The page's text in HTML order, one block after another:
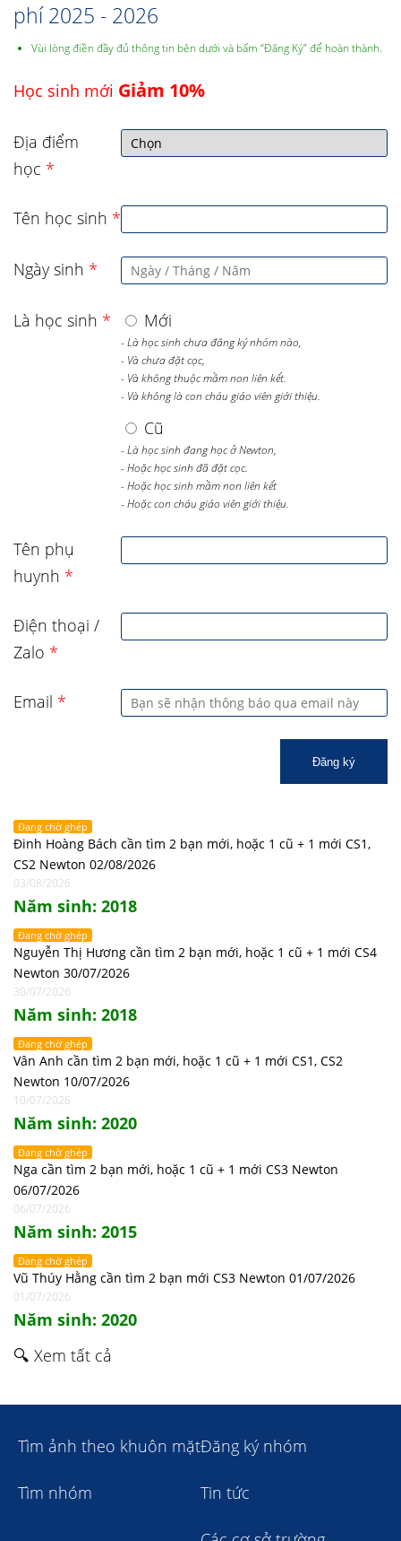
phí 2025 - 2026
Vùi lòng điền đầy đủ thông tin bên dưới và bấm “Đăng Ký” để hoàn thành.
Học sinh mới Giảm 10%
Địa điểm
học *
Tên học sinh *
Ngày sinh *
Là học sinh * Mới
- Là học sinh chưa đăng ký nhóm nào,
- Và chưa đặt cọc,
- Và không thuộc mầm non liên kết.
- Và không là con cháu giáo viên giới thiệu.
Cũ
- Là học sinh đang học ở Newton,
- Hoặc học sinh đã đặt cọc.
- Hoặc học sinh mầm non liên kết
- Hoặc con cháu giáo viên giới thiệu.
Tên phụ
huynh *
Điện thoại /
Zalo *
Email *
Đăng ký
Đang chờ ghép
Đinh Hoàng Bách cần tìm 2 bạn mới, hoặc 1 cũ + 1 mới CS1,
CS2 Newton 02/08/2026
03/08/2026
Năm sinh: 2018
Đang chờ ghép
Nguyễn Thị Hương cần tìm 2 bạn mới, hoặc 1 cũ + 1 mới CS4
Newton 30/07/2026
30/07/2026
Năm sinh: 2018
Đang chờ ghép
Vân Anh cần tìm 2 bạn mới, hoặc 1 cũ + 1 mới CS1, CS2
Newton 10/07/2026
10/07/2026
Năm sinh: 2020
Đang chờ ghép
Nga cần tìm 2 bạn mới, hoặc 1 cũ + 1 mới CS3 Newton
06/07/2026
06/07/2026
Năm sinh: 2015
Đang chờ ghép
Vũ Thúy Hằng cần tìm 2 bạn mới CS3 Newton 01/07/2026
01/07/2026
Năm sinh: 2020
🔍 Xem tất cả
Tìm ảnh theo khuôn mặtĐăng ký nhóm
Tìm nhóm Tin tức